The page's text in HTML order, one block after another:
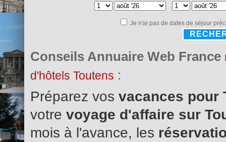
Je n'ai pas de dates de séjour
Conseils Annuaire Web France
d'hôtels Toutens :
Préparez vos vacances pour
votre voyage d'affaire sur
mois à l'avance, les